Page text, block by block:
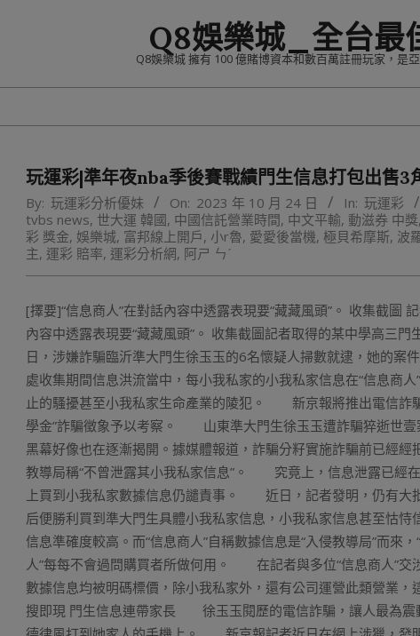
Q8娛樂城_全台最
Q8娛樂城 擁有 100 億賭博資本和數百萬註冊玩家，是
玩運彩|準年夜nba季後賽戰績門生信息打包出售
By: 玩運彩分析優妹 On: 2023 年 10 月 24 日 In: 玩運彩
tvbs news, 世大運 韓國, 中國信託營業時間, 中文平輸, 動滋券 中獎,
彩 獎金, 娛樂城, 富邦線上開戶, 小r魯, 愛愛後當機, 極貝希摩斯, 波
主, 運彩 賠率, 運彩分析網, 阿ㄕ ㄣˊ
[擇要]“信息商人”在對話內容中透露表現要“藏藏風頭”。 收集截圖
內容中透露表現要“藏藏風頭”。 收集截圖記者取得的某中學
日，涉嫌詐騙臨沂準大門生徐玉玉的6名懷疑人掃數就逮，她的案
處收集期間信息洪流當中，每小我私家的小我私家信息在“信息商
止的騷擾甚至小我私家生命產業的陵犯。 新京報將推出電信詐
學金”詐騙徵象予以考察。 山東準大門生徐玉玉遭詐騙猝逝世壹
黑幕好像也在逐漸揭開。據媒體報道，詐騙分籽實施詐騙前已經
教導局稱“不曾泄露其小我私家信息”。 究竟上，信息泄露已經
上買到小我私家數據信息仍譴責事。 近日，記者發明，仍有大
后便勝利買到準大門生具體小我私家信息，小我私家信息甚至怙
信息準確度較高。而“信息商人”自稱數據信息是“入侵教導局”而來
人”每每不會過問購買者所做何用。 在記者與多位“信息商人”交
數據信息均被明碼標價，除小我私家外，還有公司運營此類
搜即現 門生信息連帶家長 徐玉玉閱歷的電信詐騙，讓人最為震